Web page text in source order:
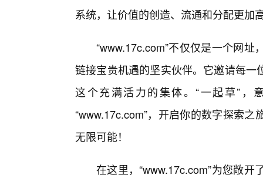
系统，让价值的创造、流通和分配更加
“www.17c.com”不仅仅是一个网
链接宝贵机遇的坚实伙伴。它邀请每
这个充满活力的集体。“一起草”，
“www.17c.com”，开启你的数字探索
无限可能！
在这里，“www.17c.com”为您敞